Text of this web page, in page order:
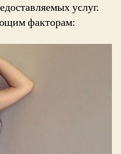
услуг.
факторам: